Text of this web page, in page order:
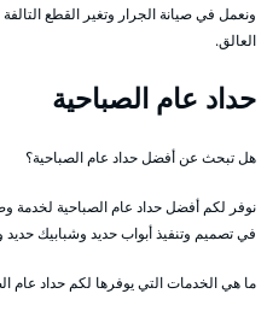
ونعمل في صيانة الجرار وتغير القطع
العالق.
حداد عام الصباحية
هل تبحث عن أفضل حداد عام الصباحية؟
نوفر لكم أفضل حداد عام الصباحية لخدمة
في تصميم وتنفيذ أبواب حديد وشبابيك
ما هي الخدمات التي يوفرها لكم حداد عام